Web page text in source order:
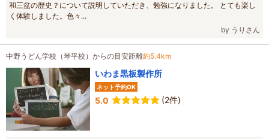
和三盆の歴史？について説明していただき、勉強になりました。 とても楽し
く体験しました。色々...
by うりさん
中野うどん学校（琴平校）からの目安距離約5.4km
いわま黒板製作所
ネット予約OK
5.0 (2件)